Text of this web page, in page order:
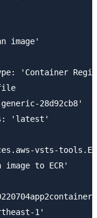
image'
'Container
28d92cb8'
'latest'
vsts-
image to ECR'
1'